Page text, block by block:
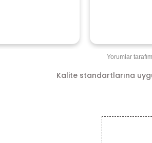
Yorumlar
Kalite standartlarına